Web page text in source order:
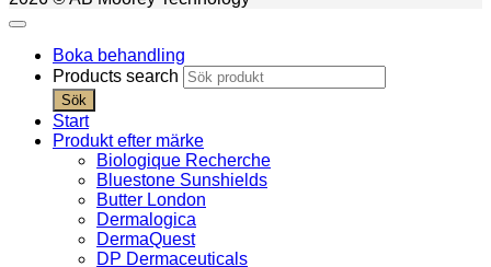
Boka behandling
Products search
Sök
Start
Produkt efter märke
Biologique Recherche
Bluestone Sunshields
Butter London
Dermalogica
DermaQuest
DP Dermaceuticals